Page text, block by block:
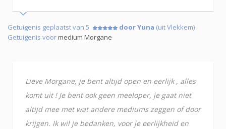
Getuigenis geplaatst van 5 door Yuna (uit Vlekkem)
Getuigenis voormedium Morgane
Lieve Morgane, je bent altijd open en eerlijk , alles
komt uit ! Je bent ook geen meeloper, je gaat niet
altijd mee met wat andere mediums zeggen of door
krijgen. Ik wil je bedanken, voor je eerlijkheid en